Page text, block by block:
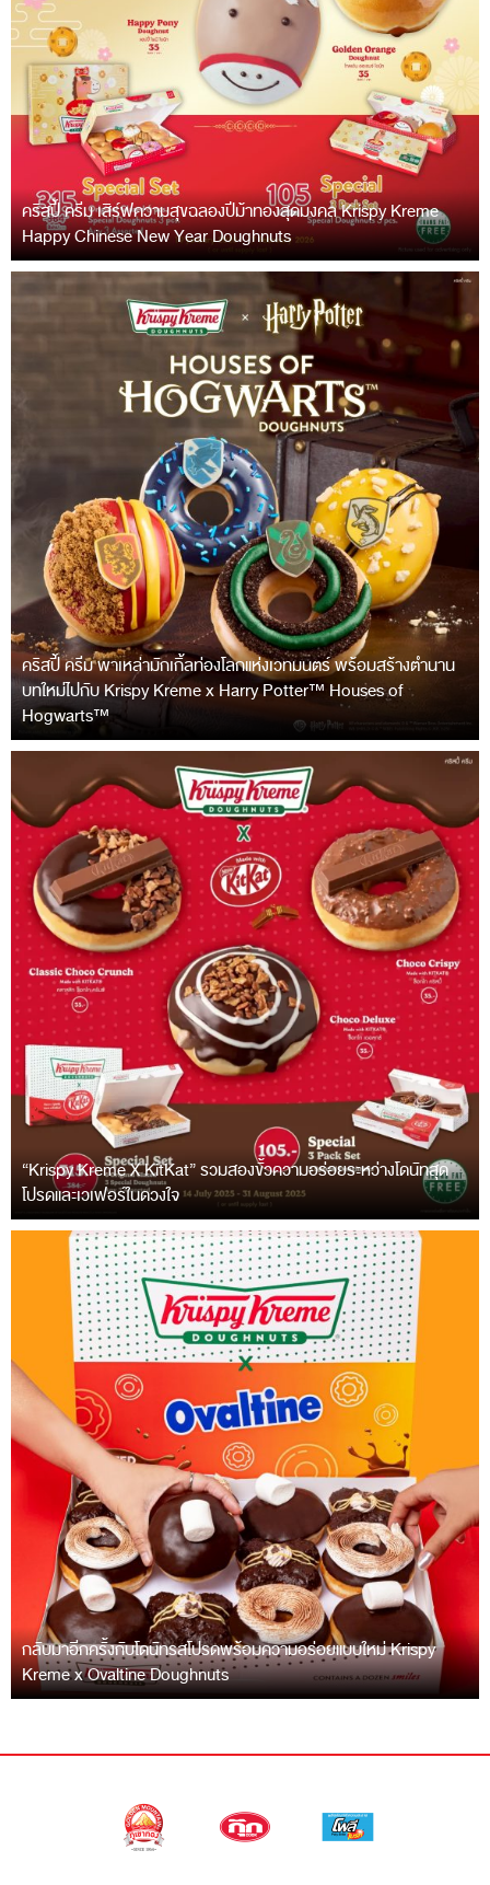
คริสปี้ ครีม เสิร์ฟความสุขฉลองปีม้าทองสุดมงคล Krispy Kreme
Happy Chinese New Year Doughnuts
คริสปี้ ครีม พาเหล่ามักเกิ้ลท่องโลกแห่งเวทมนตร์ พร้อมสร้างตำนาน
บทใหม่ไปกับ Krispy Kreme x Harry Potter™ Houses of
Hogwarts™
“Krispy Kreme X KitKat” รวมสองขั้วความอร่อยระหว่างโดนัทสุด
โปรดและเวเฟอร์ในดวงใจ
กลับมาอีกครั้งกับโดนัทรสโปรดพร้อมความอร่อยแบบใหม่ Krispy
Kreme x Ovaltine Doughnuts